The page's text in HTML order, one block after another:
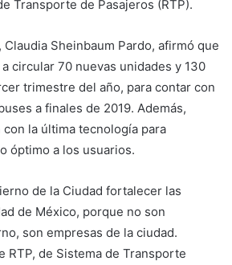
Transporte de Pasajeros (RTP).
Claudia Sheinbaum Pardo, afirmó que
circular 70 nuevas unidades y 130
trimestre del año, para contar con
a finales de 2019. Además,
la última tecnología para
óptimo a los usuarios.
de la Ciudad fortalecer las
de México, porque no son
son empresas de la ciudad.
RTP, de Sistema de Transporte